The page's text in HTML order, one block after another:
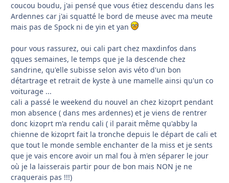
coucou boudu, j'ai pensé que vous étiez descendu dans les
Ardennes car j'ai squatté le bord de meuse avec ma meute
mais pas de Spock ni de yin et yan
pour vous rassurez, oui cali part chez maxdinfos dans
qques semaines, le temps que je la descende chez
sandrine, qu'elle subisse selon avis véto d'un bon
détartrage et retrait de kyste à une mamelle ainsi qu'un co
voiturage ...
cali a passé le weekend du nouvel an chez kizoprt pendant
mon absence ( dans mes ardennes) et je viens de rentrer
donc kizoprt m'a rendu cali ( il parait même qu'abby la
chienne de kizoprt fait la tronche depuis le départ de cali et
que tout le monde semble enchanter de la miss et je sents
que je vais encore avoir un mal fou à m'en séparer le jour
où je la laisserais partir pour de bon mais NON je ne
craquerais pas !!!)